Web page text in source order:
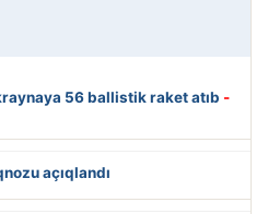
56 ballistik raket atıb -
açıqlandı